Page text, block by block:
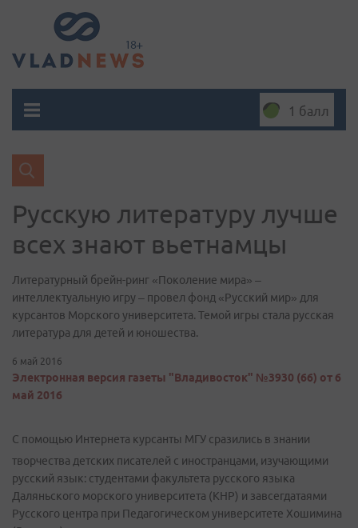
1 балл
Русскую литературу лучше
всех знают вьетнамцы
Литературный брейн-ринг «Поколение мира» –
интеллектуальную игру – провел фонд «Русский мир» для
курсантов Морского университета. Темой игры стала русская
литература для детей и юношества.
6 май 2016
Электронная версия газеты "Владивосток" №3930 (66) от 6
май 2016
С помощью Интернета курсанты МГУ сразились в знании
творчества детских писателей с иностранцами, изучающими
русский язык: студентами факультета русского языка
Даляньского морского университета (КНР) и завсегдатаями
Русского центра при Педагогическом университете Хошимина